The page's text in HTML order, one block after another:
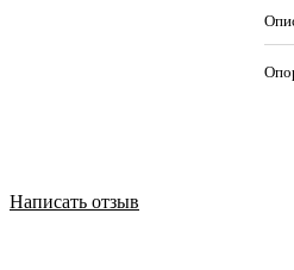
Написать отзыв